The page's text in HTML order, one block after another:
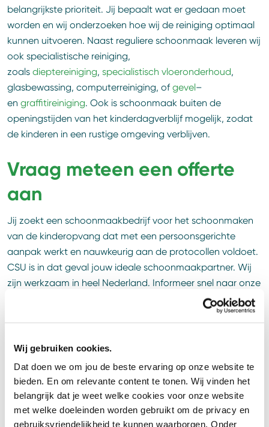
Wij gebruiken cookies.
Dat doen we om jou de beste ervaring op onze website te
bieden. En om relevante content te tonen. Wij vinden het
belangrijk dat je weet welke cookies voor onze website
met welke doeleinden worden gebruikt om de privacy en
gebruiksvriendelijkheid te kunnen waarborgen. Onder
belangrijkste prioriteit. Jij bepaalt wat er gedaan moet
worden en wij onderzoeken hoe wij de reiniging optimaal
kunnen uitvoeren. Naast reguliere schoonmaak leveren wij
ook specialistische reiniging,
zoals dieptereiniging, specialistisch vloeronderhoud,
glasbewassing, computerreiniging, ofgevel–
en graffitireiniging. Ook is schoonmaak buiten de
openingstijden van het kinderdagverblijf mogelijk, zodat
de kinderen in een rustige omgeving verblijven.
Vraag meteen een offerte
aan
Jij zoekt een schoonmaakbedrijf voor het schoonmaken
van de kinderopvang dat met een persoonsgerichte
aanpak werkt en nauwkeurig aan de protocollen voldoet.
CSU is in dat geval jouw ideale schoonmaakpartner. Wij
zijn werkzaam in heel Nederland. Informeer snel naar onze
Contact
Wil je eerst liever iemand spreken? Dat kan natuurlijk!